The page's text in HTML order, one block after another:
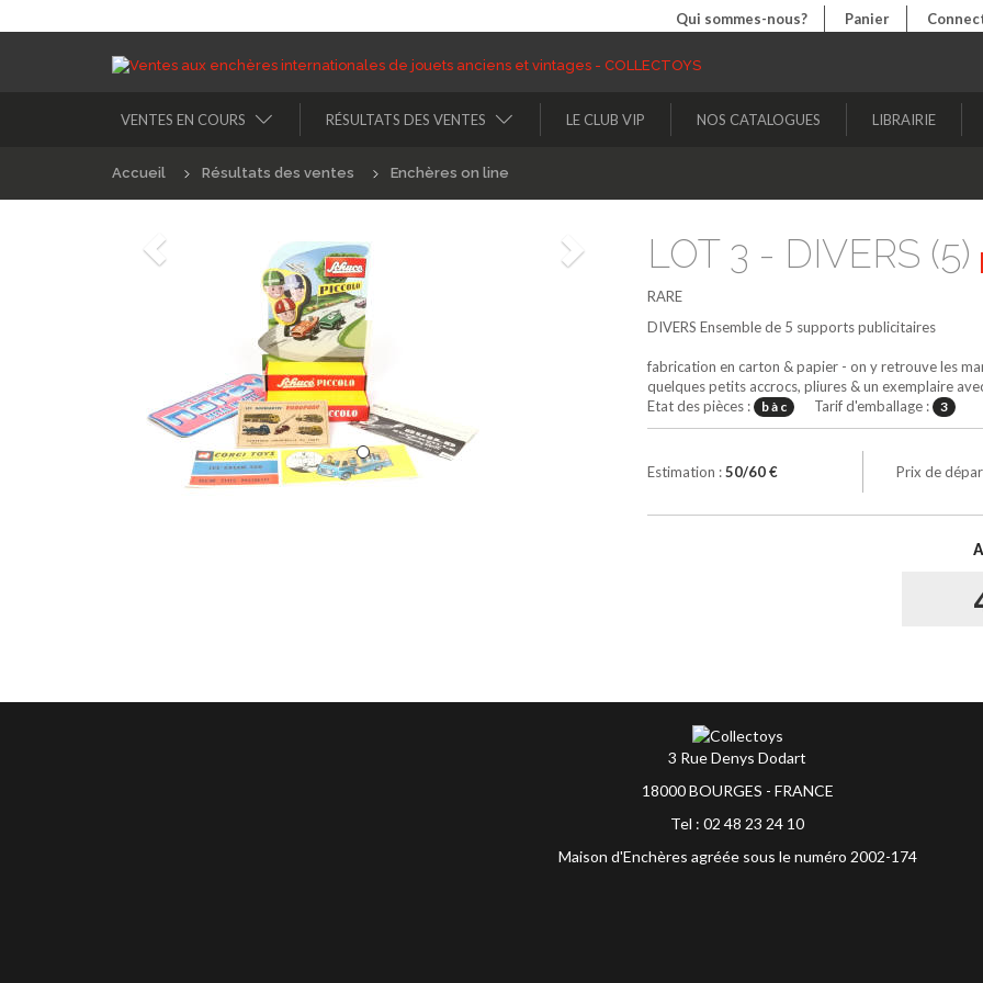
Qui sommes-nous? Panier
VENTES EN COURS RÉSULTATS DES VENTES LE CLUB VIP NOS CATALOGUES LIBRAIRIE
Accueil Résultats des ventes Enchères on line
Suivant LOT 3 - DIVERS (5)
RARE
DIVERS Ensemble de 5 supports publicitaires
fabrication en carton & papier - on y retrouve les
quelques petits accrocs, pliures & un exemplaire
Etat des pièces :
b à c Tarif d'emballage : 3
Estimation :50/60 € Prix de
3 Rue Denys Dodart
18000 BOURGES - FRANCE
Tel : 02 48 23 24 10
Maison d'Enchères agréée sous le numéro 2002-174